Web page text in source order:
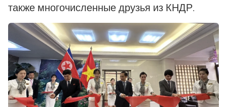
также многочисленные друзья из КНДР.